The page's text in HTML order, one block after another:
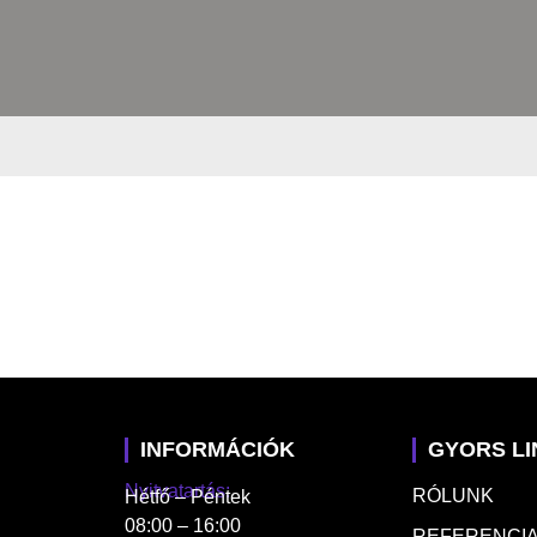
INFORMÁCIÓK
Nyitvatartás:
Hétfő – Péntek
08:00 – 16:00
GYORS
RÓLUNK